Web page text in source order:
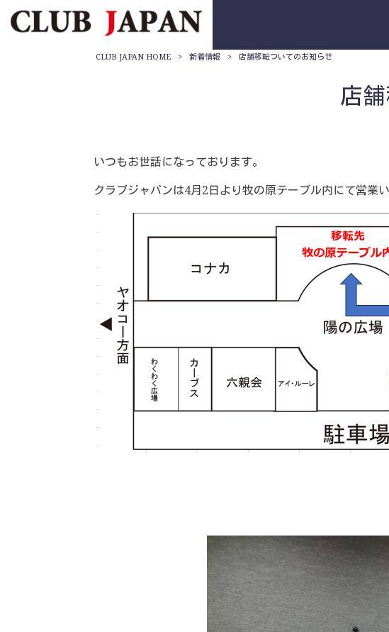
CLUB JAPAN HOME > 新着情報 > 店舗移転ついてのお知らせ
店
いつもお世話になっております。
クラブジャパンは4月2日より牧の原テーブル内にて営業